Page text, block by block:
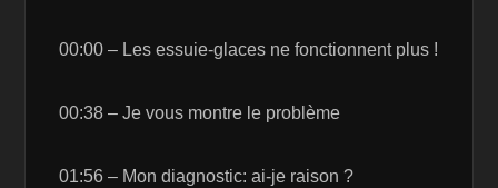
00:00 – Les essuie-glaces ne fonctionnent plus !
00:38 – Je vous montre le problème
01:56 – Mon diagnostic: ai-je raison ?